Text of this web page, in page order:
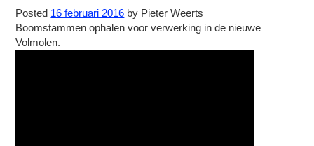
Posted 16 februari 2016 by Pieter Weerts
Boomstammen ophalen voor verwerking in de nieuwe
Volmolen.